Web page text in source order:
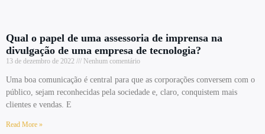
Qual o papel de uma assessoria de imprensa na
divulgação de uma empresa de tecnologia?
13 de dezembro de 2022 Nenhum comentário
Uma boa comunicação é central para que as corporações conversem com o
público, sejam reconhecidas pela sociedade e, claro, conquistem mais
clientes e vendas. E
Read More »